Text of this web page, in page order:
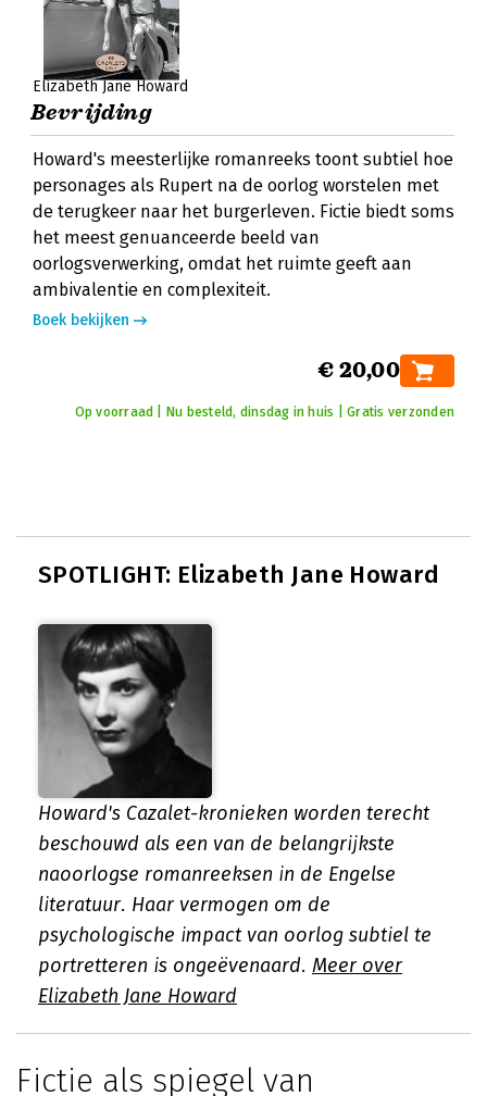
Elizabeth Jane Howard
Bevrijding
Howard's meesterlijke romanreeks toont subtiel hoe
personages als Rupert na de oorlog worstelen met
de terugkeer naar het burgerleven. Fictie biedt soms
het meest genuanceerde beeld van
oorlogsverwerking, omdat het ruimte geeft aan
ambivalentie en complexiteit.
Boek bekijken
€ 20,00
Op voorraad | Nu besteld, dinsdag in huis | Gratis verzonden
SPOTLIGHT: Elizabeth Jane Howard
Howard's Cazalet-kronieken worden terecht
beschouwd als een van de belangrijkste
naoorlogse romanreeksen in de Engelse
literatuur. Haar vermogen om de
psychologische impact van oorlog subtiel te
portretteren is ongeëvenaard. Meer over
Elizabeth Jane Howard
Fictie als spiegel van